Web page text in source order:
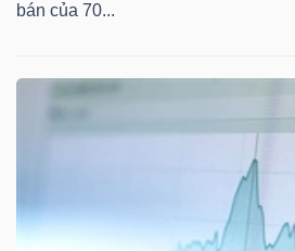
bán của 70...
SỨC